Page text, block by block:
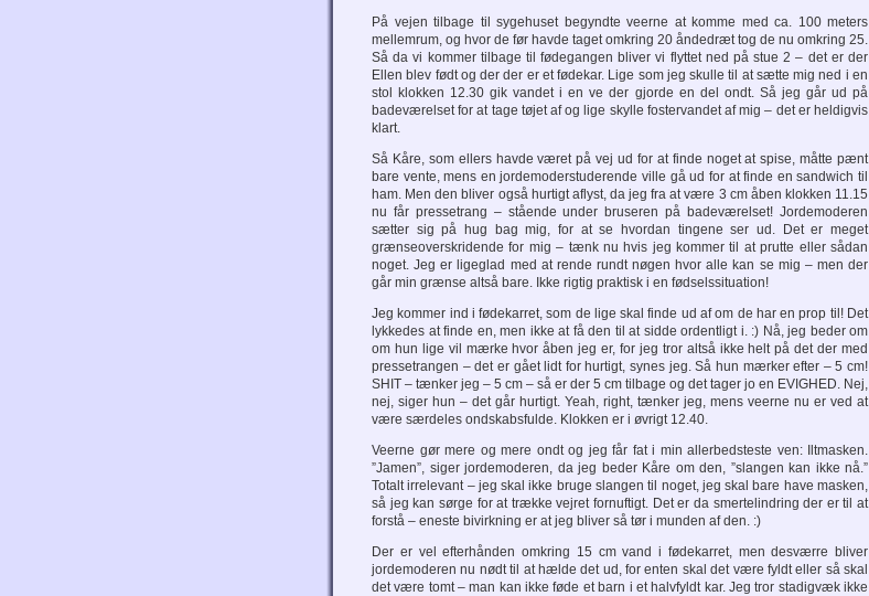
På vejen tilbage til sygehuset begyndte veerne at komme med ca. 100 meters
mellemrum, og hvor de før havde taget omkring 20 åndedræt tog de nu omkring 25.
Så da vi kommer tilbage til fødegangen bliver vi flyttet ned på stue 2 – det er der
Ellen blev født og der der er et fødekar. Lige som jeg skulle til at sætte mig ned i en
stol klokken 12.30 gik vandet i en ve der gjorde en del ondt. Så jeg går ud på
badeværelset for at tage tøjet af og lige skylle fostervandet af mig – det er heldigvis
klart.
Så Kåre, som ellers havde været på vej ud for at finde noget at spise, måtte pænt
bare vente, mens en jordemoderstuderende ville gå ud for at finde en sandwich til
ham. Men den bliver også hurtigt aflyst, da jeg fra at være 3 cm åben klokken 11.15
nu får pressetrang – stående under bruseren på badeværelset! Jordemoderen
sætter sig på hug bag mig, for at se hvordan tingene ser ud. Det er meget
grænseoverskridende for mig – tænk nu hvis jeg kommer til at prutte eller sådan
noget. Jeg er ligeglad med at rende rundt nøgen hvor alle kan se mig – men der
går min grænse altså bare. Ikke rigtig praktisk i en fødselssituation!
Jeg kommer ind i fødekarret, som de lige skal finde ud af om de har en prop til! Det
lykkedes at finde en, men ikke at få den til at sidde ordentligt i. :) Nå, jeg beder om
om hun lige vil mærke hvor åben jeg er, for jeg tror altså ikke helt på det der med
pressetrangen – det er gået lidt for hurtigt, synes jeg. Så hun mærker efter – 5 cm!
SHIT – tænker jeg – 5 cm – så er der 5 cm tilbage og det tager jo en EVIGHED. Nej,
nej, siger hun – det går hurtigt. Yeah, right, tænker jeg, mens veerne nu er ved at
være særdeles ondskabsfulde. Klokken er i øvrigt 12.40.
Veerne gør mere og mere ondt og jeg får fat i min allerbedsteste ven: Iltmasken.
”Jamen”, siger jordemoderen, da jeg beder Kåre om den, ”slangen kan ikke nå.”
Totalt irrelevant – jeg skal ikke bruge slangen til noget, jeg skal bare have masken,
så jeg kan sørge for at trække vejret fornuftigt. Det er da smertelindring der er til at
forstå – eneste bivirkning er at jeg bliver så tør i munden af den. :)
Der er vel efterhånden omkring 15 cm vand i fødekarret, men desværre bliver
jordemoderen nu nødt til at hælde det ud, for enten skal det være fyldt eller så skal
det være tomt – man kan ikke føde et barn i et halvfyldt kar. Jeg tror stadigvæk ikke